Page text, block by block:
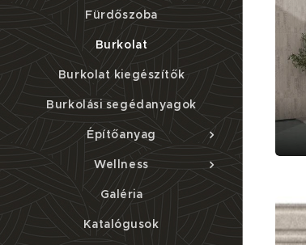
Fürdőszoba
Burkolat
Burkolat kiegészítők
Burkolási segédanyagok
Építőanyag
Wellness
Galéria
Katalógusok